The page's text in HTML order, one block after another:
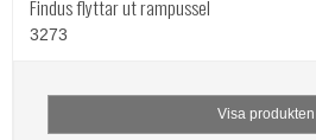
Findus flyttar ut rampussel
3273
Visa produkten